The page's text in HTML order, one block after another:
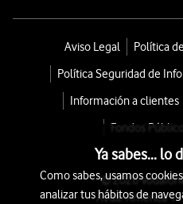
Aviso Legal
Política
Política Seguridad de
Información a clientes
Fondos Públicos
© 2026
Avda. América
Ya sabes... lo
Como sabes, usamos
analizar tus hábitos de